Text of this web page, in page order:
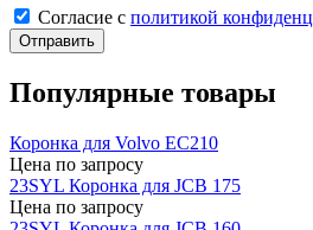
Cогласие с политикой
Отправить
Популярные товары
Коронка для Volvo EC210
Цена по запросу
23SYL Коронка для JCB 175
Цена по запросу